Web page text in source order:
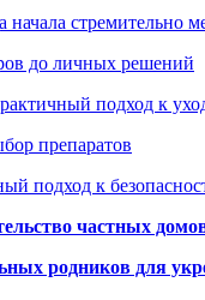
стремительно
до личных решений
подход к
препаратов
подход к
частных
родников для